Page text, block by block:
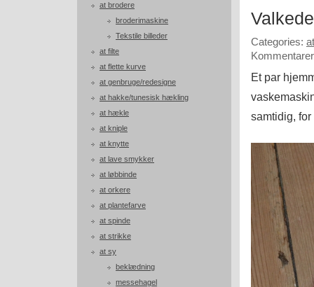
at brodere
broderimaskine
Tekstile billeder
at filte
at flette kurve
at genbruge/redesigne
at hakke/tunesisk hækling
at hækle
at kniple
at knytte
at lave smykker
at løbbinde
at orkere
at plantefarve
at spinde
at strikke
at sy
beklædning
messehagel
Categories:
Et par
samtidig,